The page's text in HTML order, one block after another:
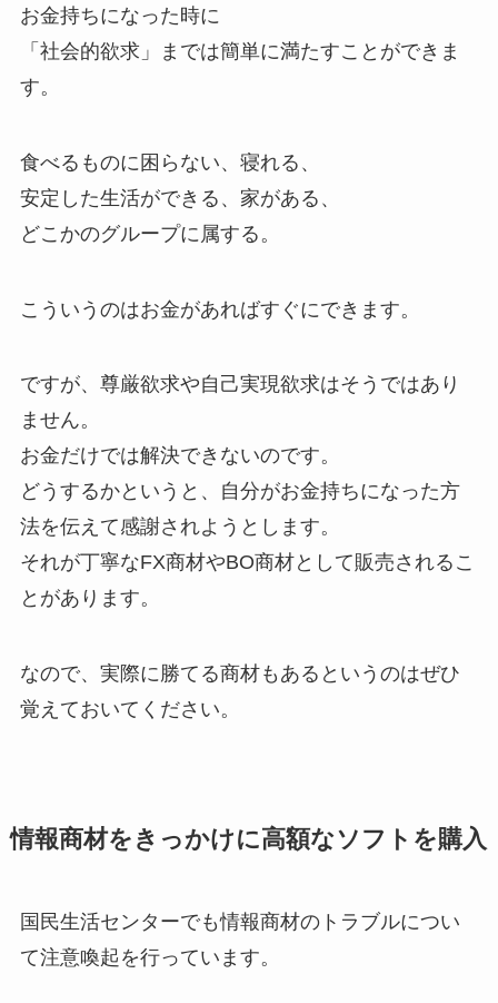
お金持ちになった時に
「社会的欲求」までは簡単に満たすことができま
す。
食べるものに困らない、寝れる、
安定した生活ができる、家がある、
どこかのグループに属する。
こういうのはお金があればすぐにできます。
ですが、尊厳欲求や自己実現欲求はそうではあり
ません。
お金だけでは解決できないのです。
どうするかというと、自分がお金持ちになった方
法を伝えて感謝されようとします。
それが丁寧なFX商材やBO商材として販売されるこ
とがあります。
なので、実際に勝てる商材もあるというのはぜひ
覚えておいてください。
情報商材をきっかけに高額なソフトを購入
国民生活センターでも情報商材のトラブルについ
て注意喚起を行っています。